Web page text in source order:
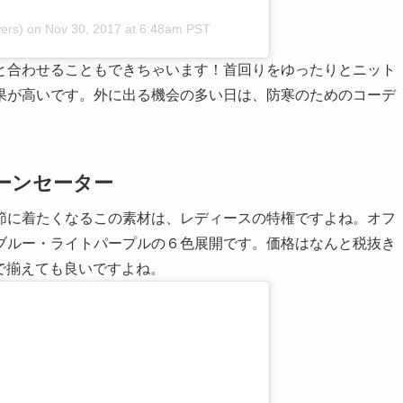
on Nov 30, 2017 at 6:48am PST
わせることもできちゃいます！首回りをゆったりとニット
高いです。外に出る機会の多い日は、防寒のためのコーデ
ンセーター
着たくなるこの素材は、レディースの特権ですよね。オフ
ー・ライトパープルの６色展開です。価格はなんと税抜き
えても良いですよね。